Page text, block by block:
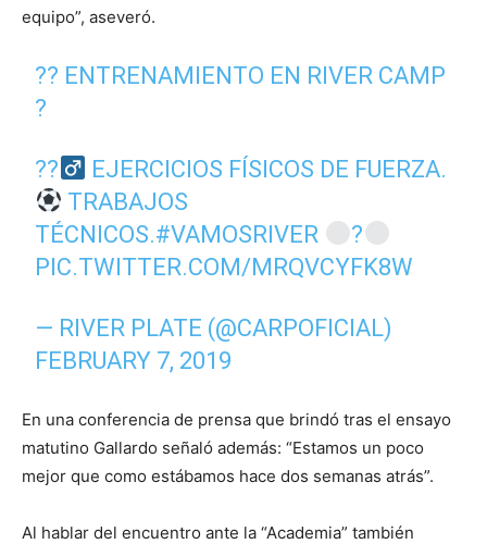
equipo”, aseveró.
?? ENTRENAMIENTO EN RIVER CAMP
?
??‍
EJERCICIOS FÍSICOS DE FUERZA.
TRABAJOS
TÉCNICOS.#VAMOSRIVER
?
PIC.TWITTER.COM/MRQVCYFK8W
— RIVER PLATE (@CARPOFICIAL)
FEBRUARY 7, 2019
En una conferencia de prensa que brindó tras el ensayo
matutino Gallardo señaló además: “Estamos un poco
mejor que como estábamos hace dos semanas atrás”.
Al hablar del encuentro ante la “Academia” también